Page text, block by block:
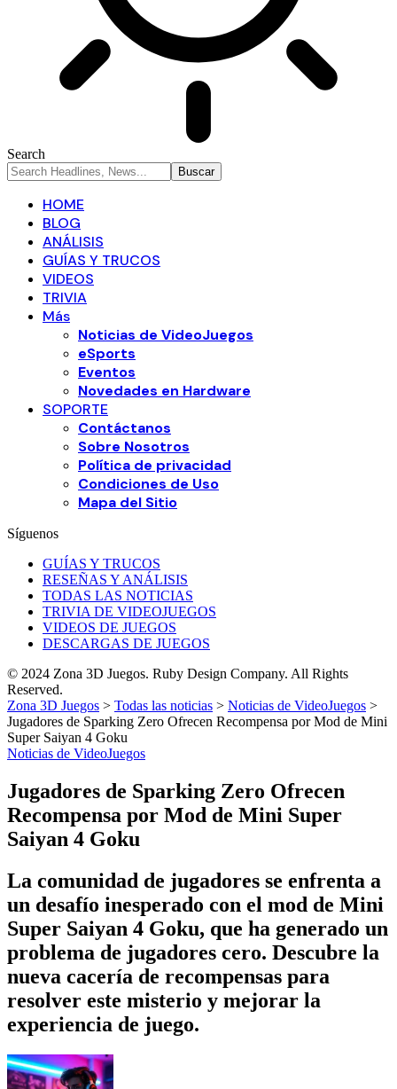
Search
HOME
BLOG
ANÁLISIS
GUÍAS Y TRUCOS
VIDEOS
TRIVIA
Más
Noticias de VideoJuegos
eSports
Eventos
Novedades en Hardware
SOPORTE
Contáctanos
Sobre Nosotros
Política de privacidad
Condiciones de Uso
Mapa del Sitio
Síguenos
GUÍAS Y TRUCOS
RESEÑAS Y ANÁLISIS
TODAS LAS NOTICIAS
TRIVIA DE VIDEOJUEGOS
VIDEOS DE JUEGOS
DESCARGAS DE JUEGOS
© 2024 Zona 3D Juegos. Ruby Design Company. All Rights
Reserved.
Zona 3D Juegos > Todas las noticias > Noticias de VideoJuegos >
Jugadores de Sparking Zero Ofrecen Recompensa por Mod de Mini
Super Saiyan 4 Goku
Noticias de VideoJuegos
Jugadores de Sparking Zero Ofrecen
Recompensa por Mod de Mini Super
Saiyan 4 Goku
La comunidad de jugadores se enfrenta a
un desafío inesperado con el mod de Mini
Super Saiyan 4 Goku, que ha generado un
problema de jugadores cero. Descubre la
nueva cacería de recompensas para
resolver este misterio y mejorar la
experiencia de juego.